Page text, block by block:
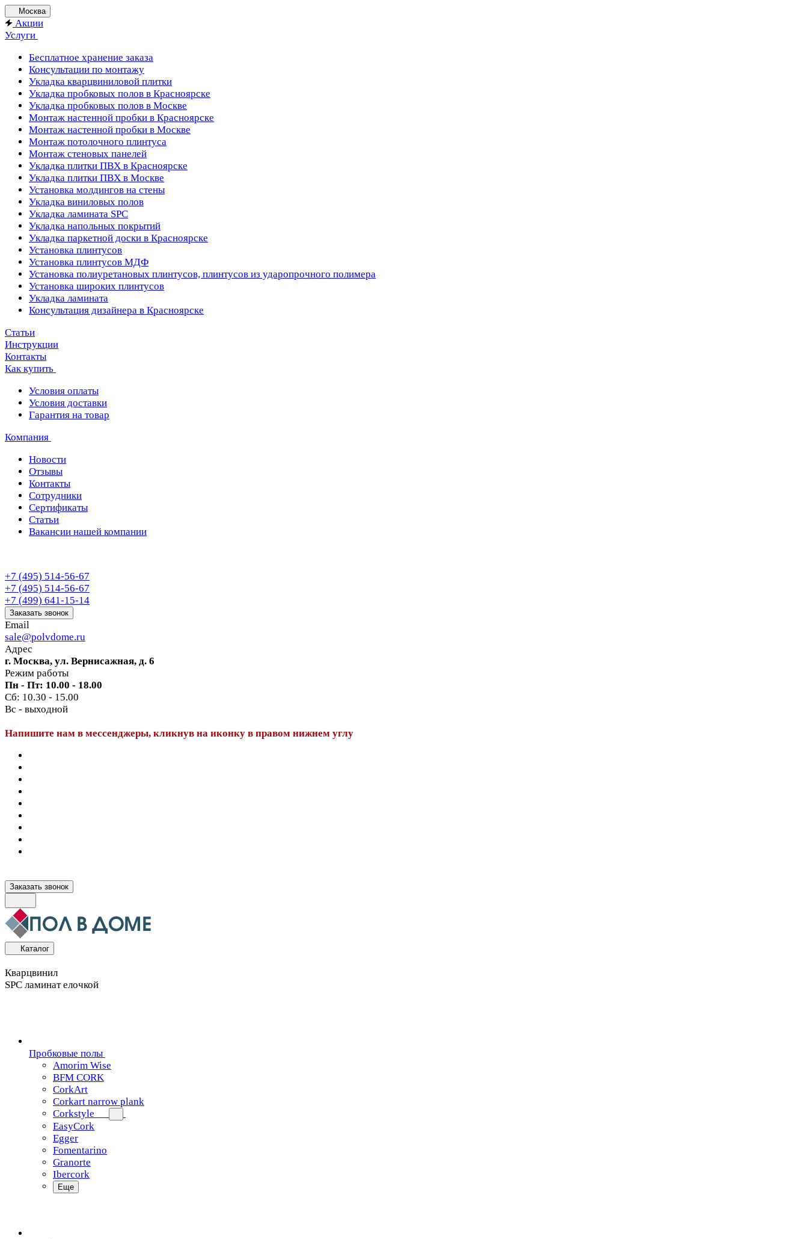
Москва
Акции
Услуги
Бесплатное хранение заказа
Консультации по монтажу
Укладка кварцвиниловой плитки
Укладка пробковых полов в Красноярске
Укладка пробковых полов в Москве
Монтаж настенной пробки в Красноярске
Монтаж настенной пробки в Москве
Монтаж потолочного плинтуса
Монтаж стеновых панелей
Укладка плитки ПВХ в Красноярске
Укладка плитки ПВХ в Москве
Установка молдингов на стены
Укладка виниловых полов
Укладка ламината SPC
Укладка напольных покрытий
Укладка паркетной доски в Красноярске
Установка плинтусов
Установка плинтусов МДФ
Установка полиуретановых плинтусов, плинтусов из ударопрочного полимера
Установка широких плинтусов
Укладка ламината
Консультация дизайнера в Красноярске
Статьи
Инструкции
Контакты
Как купить
Условия оплаты
Условия доставки
Гарантия на товар
Компания
Новости
Отзывы
Контакты
Сотрудники
Сертификаты
Статьи
Вакансии нашей компании
+7 (495) 514-56-67
+7 (495) 514-56-67
+7 (499) 641-15-14
Заказать звонок
Email
sale@polvdome.ru
Адрес
г. Москва, ул. Вернисажная, д. 6
Режим работы
Пн - Пт: 10.00 - 18.00
Сб: 10.30 - 15.00
Вс - выходной
Напишите нам в мессенджеры, кликнув на иконку в правом нижнем углу
Заказать звонок
Каталог
Кварцвинил
SPC ламинат елочкой
Пробковые полы
Amorim Wise
BFM CORK
CorkArt
Corkart narrow plank
Corkstyle
EasyCork
Egger
Fomentarino
Granorte
Ibercork
Еще